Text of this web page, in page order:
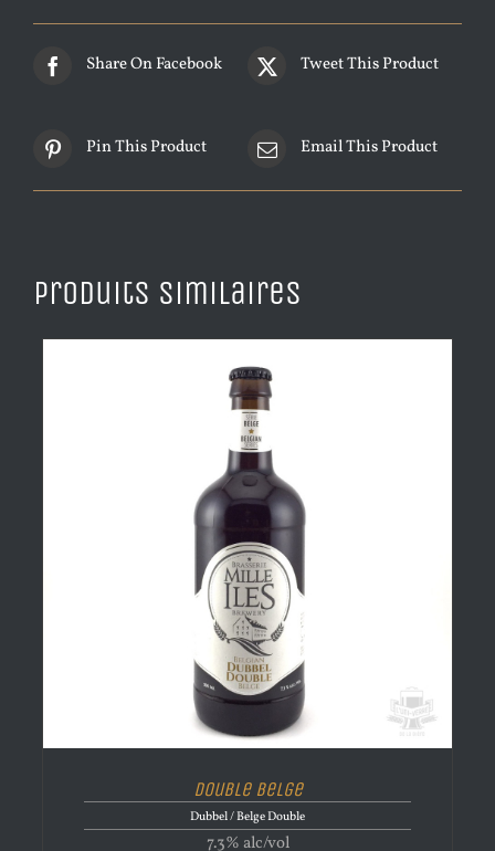
Share On Facebook Tweet This Product
Pin This Product Email This Product
Produits similaires
Double Belge
Dubbel / Belge Double
7.3% alc/vol